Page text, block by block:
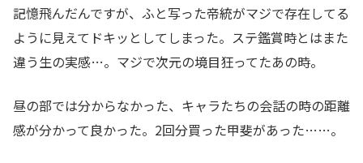
記憶飛んだんですが、ふと写った帝統がマジで存在してる
ように見えてドキッとしてしまった。ステ鑑賞時とはまた
違う生の実感…。マジで次元の境目狂ってたあの時。
昼の部では分からなかった、キャラたちの会話の時の距離
感が分かって良かった。2回分買った甲斐があった……。